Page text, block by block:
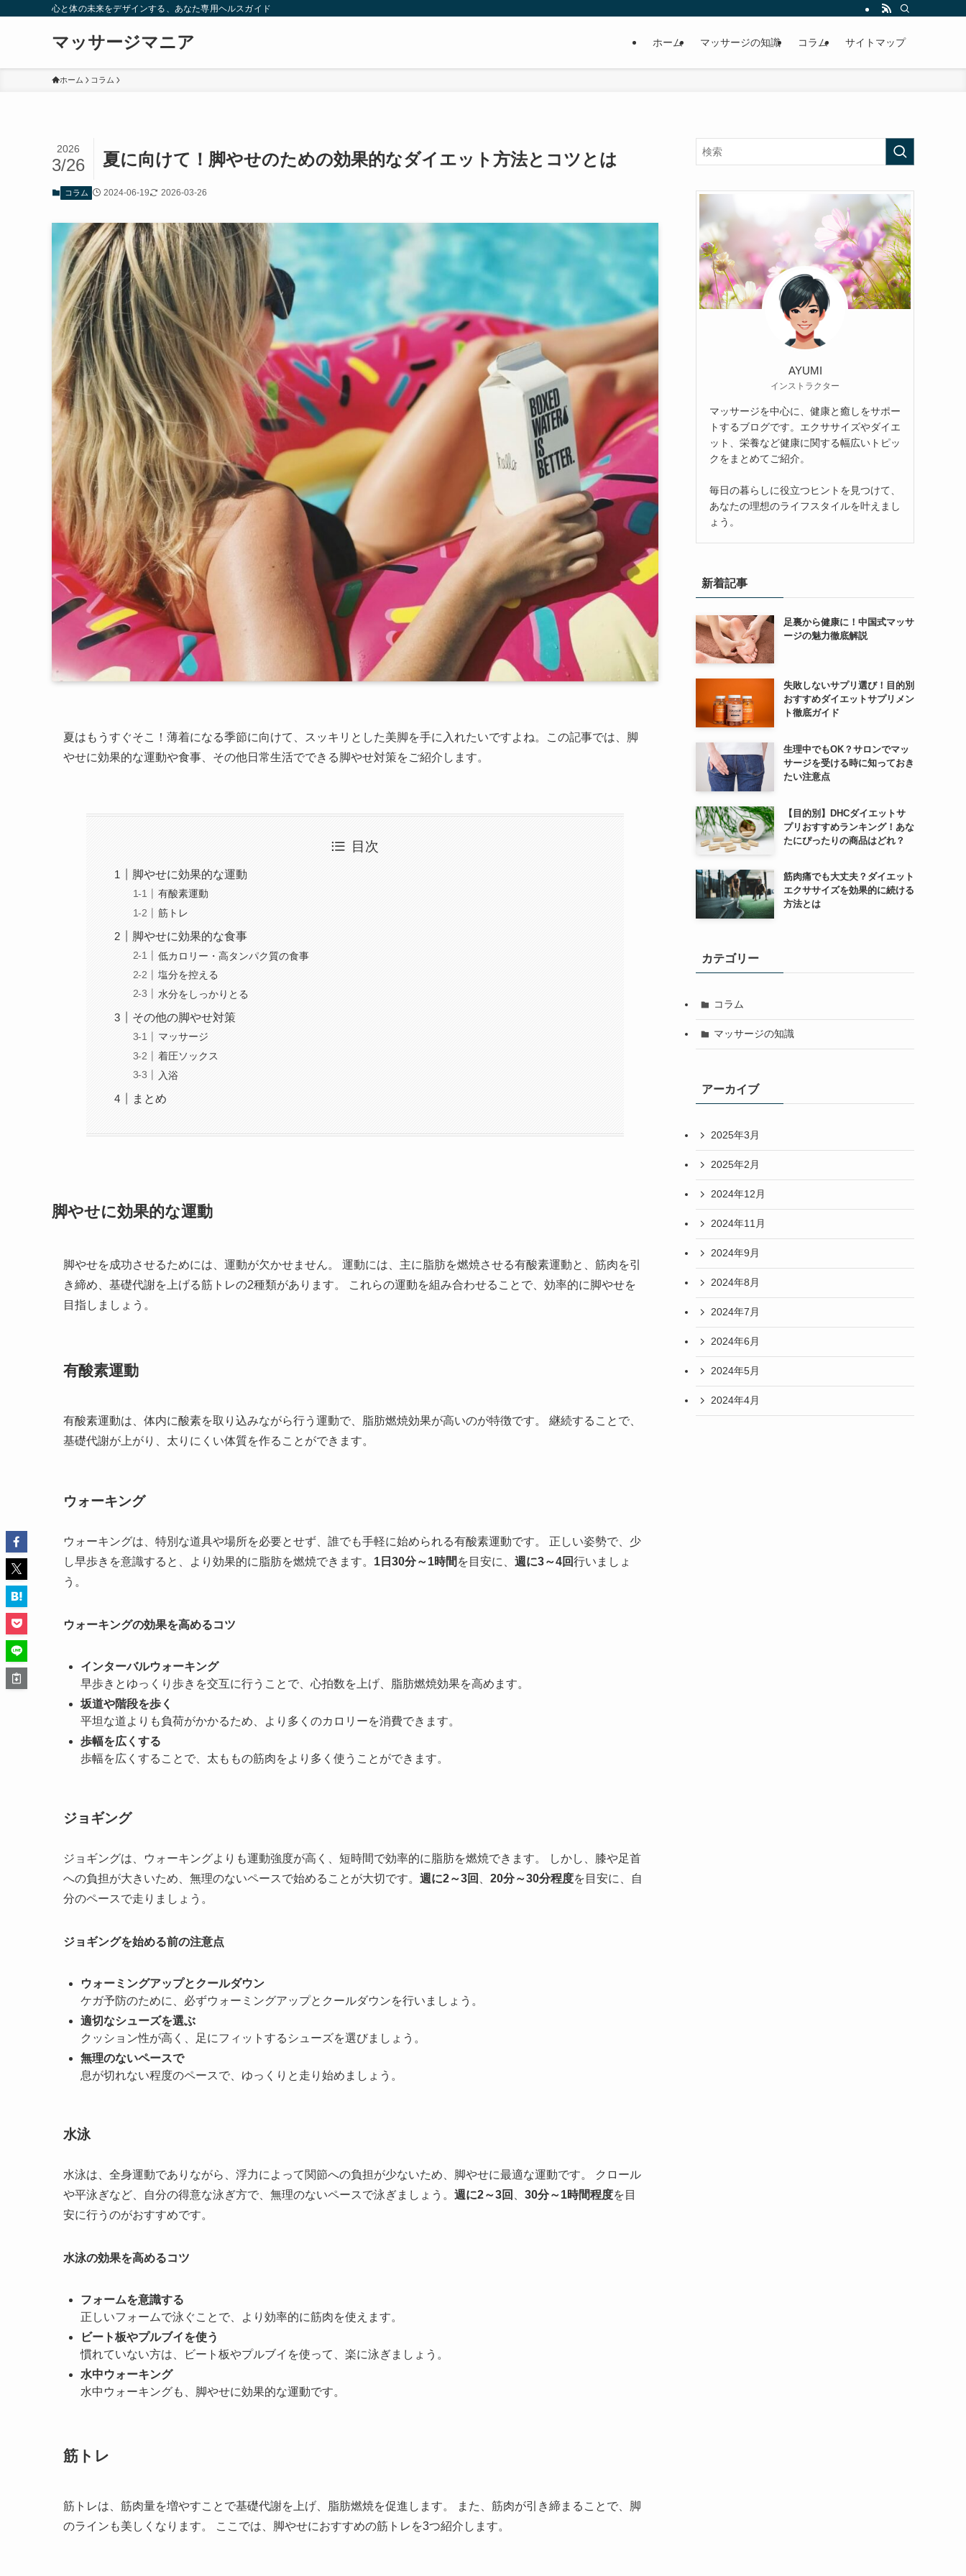
心と体の未来をデザインする、あなた専用ヘルスガイド
マッサージマニア ホーム マッサージの知識 コラム サイトマップ
ホーム コラム
夏に向けて！脚やせのための効果的なダイエット方法とコツとは
2026
3/26
コラム 2024-06-19 2026-03-26
夏はもうすぐそこ！薄着になる季節に向けて、スッキリとした美脚を手に入れたいですよね。この記事では、脚
やせに効果的な運動や食事、その他日常生活でできる脚やせ対策をご紹介します。
目次
脚やせに効果的な運動
有酸素運動
筋トレ
脚やせに効果的な食事
低カロリー・高タンパク質の食事
塩分を控える
水分をしっかりとる
その他の脚やせ対策
マッサージ
着圧ソックス
入浴
まとめ
脚やせに効果的な運動
脚やせを成功させるためには、運動が欠かせません。 運動には、主に脂肪を燃焼させる有酸素運動と、筋肉を引
き締め、基礎代謝を上げる筋トレの2種類があります。 これらの運動を組み合わせることで、効率的に脚やせを
目指しましょう。
有酸素運動
有酸素運動は、体内に酸素を取り込みながら行う運動で、脂肪燃焼効果が高いのが特徴です。 継続することで、
基礎代謝が上がり、太りにくい体質を作ることができます。
ウォーキング
ウォーキングは、特別な道具や場所を必要とせず、誰でも手軽に始められる有酸素運動です。 正しい姿勢で、少
し早歩きを意識すると、より効果的に脂肪を燃焼できます。 1日30分～1時間 を目安に、 週に3～4回行いましょ
う。
ウォーキングの効果を高めるコツ
インターバルウォーキング
早歩きとゆっくり歩きを交互に行うことで、心拍数を上げ、脂肪燃焼効果を高めます。
坂道や階段を歩く
平坦な道よりも負荷がかかるため、より多くのカロリーを消費できます。
歩幅を広くする
歩幅を広くすることで、太ももの筋肉をより多く使うことができます。
ジョギング
ジョギングは、ウォーキングよりも運動強度が高く、短時間で効率的に脂肪を燃焼できます。 しかし、膝や足首
への負担が大きいため、無理のないペースで始めることが大切です。 週に2～3回 20分～30分程度を目安に、自
分のペースで走りましょう。
ジョギングを始める前の注意点
ウォーミングアップとクールダウン
ケガ予防のために、必ずウォーミングアップとクールダウンを行いましょう。
適切なシューズを選ぶ
クッション性が高く、足にフィットするシューズを選びましょう。
無理のないペースで
息が切れない程度のペースで、ゆっくりと走り始めましょう。
水泳
水泳は、全身運動でありながら、浮力によって関節への負担が少ないため、脚やせに最適な運動です。 クロール
や平泳ぎなど、自分の得意な泳ぎ方で、無理のないペースで泳ぎましょう。 週に2～3回 30分～1時間程度を目
安に行うのがおすすめです。
水泳の効果を高めるコツ
フォームを意識する
正しいフォームで泳ぐことで、より効率的に筋肉を使えます。
ビート板やプルブイを使う
慣れていない方は、ビート板やプルブイを使って、楽に泳ぎましょう。
水中ウォーキング
水中ウォーキングも、脚やせに効果的な運動です。
筋トレ
筋トレは、筋肉量を増やすことで基礎代謝を上げ、脂肪燃焼を促進します。 また、筋肉が引き締まることで、脚
のラインも美しくなります。 ここでは、脚やせにおすすめの筋トレを3つ紹介します。
AYUMI
インストラクター
マッサージを中心に、健康と癒しをサポー
トするブログです。エクササイズやダイエ
ット、栄養など健康に関する幅広いトピッ
クをまとめてご紹介。
毎日の暮らしに役立つヒントを見つけて、
あなたの理想のライフスタイルを叶えまし
ょう。
新着記事
足裏から健康に！中国式マッサ
ージの魅力徹底解説
失敗しないサプリ選び！目的別
おすすめダイエットサプリメン
ト徹底ガイド
生理中でもOK？サロンでマッ
サージを受ける時に知っておき
たい注意点
【目的別】DHCダイエットサ
プリおすすめランキング！あな
たにぴったりの商品はどれ？
筋肉痛でも大丈夫？ダイエット
エクササイズを効果的に続ける
方法とは
カテゴリー
コラム
マッサージの知識
アーカイブ
2025年3月
2025年2月
2024年12月
2024年11月
2024年9月
2024年8月
2024年7月
2024年6月
2024年5月
2024年4月